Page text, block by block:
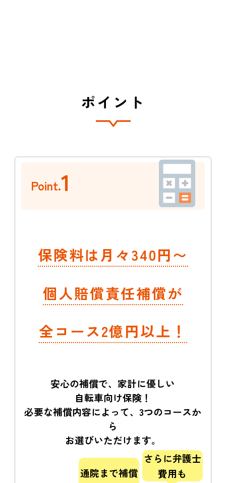
ポイント
Point.1
保険料は月々340円〜
個人賠償責任補償が
全コース2億円以上！
安心の補償で、家計に優しい
自転車向け保険！
必要な補償内容によって、3つのコースか
ら
お選びいただけます。
通院まで補償
さらに弁護士
費用も